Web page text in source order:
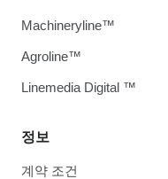
정보
계약 조건
Machineryline™
Agroline™
Linemedia Digital ™